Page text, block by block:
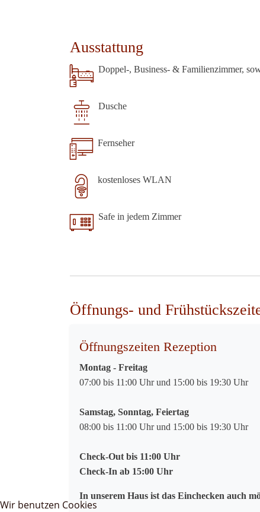
Ausstattung
Doppel-, Business- & Familienzimmer,
Dusche
Fernseher
kostenloses WLAN
Safe in jedem Zimmer
Öffnungs- und
Öffnungszeiten Rezeption
Montag - Freitag
07:00 bis 11:00 Uhr und 15:00 bis 19:30 Uhr
Samstag, Sonntag, Feiertag
08:00 bis 11:00 Uhr und 15:00 bis 19:30 Uhr
Check-Out bis 11:00 Uhr
Check-In ab 15:00 Uhr
In unserem Haus ist das Einchecken auch
Wir benutzen Cookies